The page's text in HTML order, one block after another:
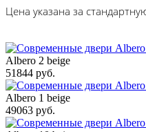
Цена указана за
Albero 2 beige
51844 руб.
Albero 1 beige
49063 руб.